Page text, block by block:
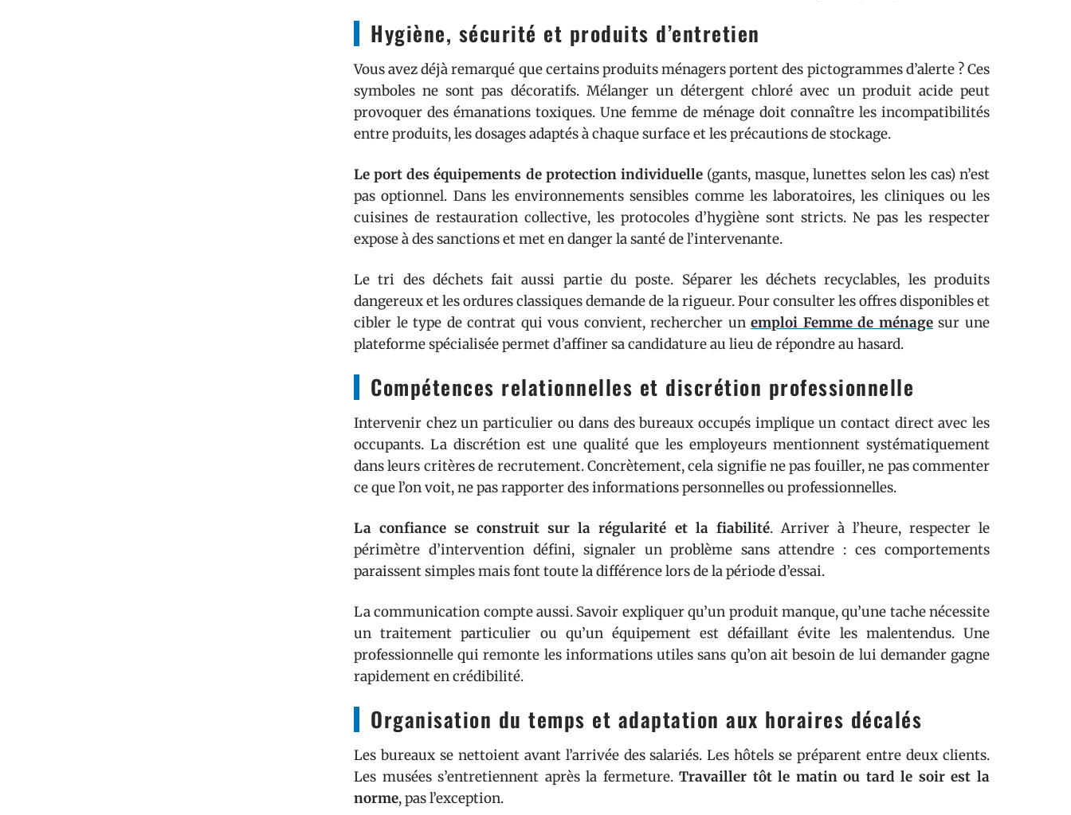
Hygiène, sécurité et produits d’entretien
Vous avez déjà remarqué que certains produits ménagers portent des pictogrammes d’alerte ? Ces
symboles ne sont pas décoratifs. Mélanger un détergent chloré avec un produit acide peut
provoquer des émanations toxiques. Une femme de ménage doit connaître les incompatibilités
entre produits, les dosages adaptés à chaque surface et les précautions de stockage.
Le port des équipements de protection individuelle(gants, masque, lunettes selon les cas) n’est
pas optionnel. Dans les environnements sensibles comme les laboratoires, les cliniques ou les
cuisines de restauration collective, les protocoles d’hygiène sont stricts. Ne pas les respecter
expose à des sanctions et met en danger la santé de l’intervenante.
Le tri des déchets fait aussi partie du poste. Séparer les déchets recyclables, les produits
dangereux et les ordures classiques demande de la rigueur. Pour consulter les offres disponibles et
cibler le type de contrat qui vous convient, rechercher unemploi Femme de ménagesur une
plateforme spécialisée permet d’affiner sa candidature au lieu de répondre au hasard.
Compétences relationnelles et discrétion professionnelle
Intervenir chez un particulier ou dans des bureaux occupés implique un contact direct avec les
occupants. La discrétion est une qualité que les employeurs mentionnent systématiquement
dans leurs critères de recrutement. Concrètement, cela signifie ne pas fouiller, ne pas commenter
ce que l’on voit, ne pas rapporter des informations personnelles ou professionnelles.
La confiance se construit sur la régularité et la fiabilité. Arriver à l’heure, respecter le
périmètre d’intervention défini, signaler un problème sans attendre : ces comportements
paraissent simples mais font toute la différence lors de la période d’essai.
La communication compte aussi. Savoir expliquer qu’un produit manque, qu’une tache nécessite
un traitement particulier ou qu’un équipement est défaillant évite les malentendus. Une
professionnelle qui remonte les informations utiles sans qu’on ait besoin de lui demander gagne
rapidement en crédibilité.
Organisation du temps et adaptation aux horaires décalés
Les bureaux se nettoient avant l’arrivée des salariés. Les hôtels se préparent entre deux clients.
Les musées s’entretiennent après la fermeture.Travailler tôt le matin ou tard le soir est la
norme, pas l’exception.